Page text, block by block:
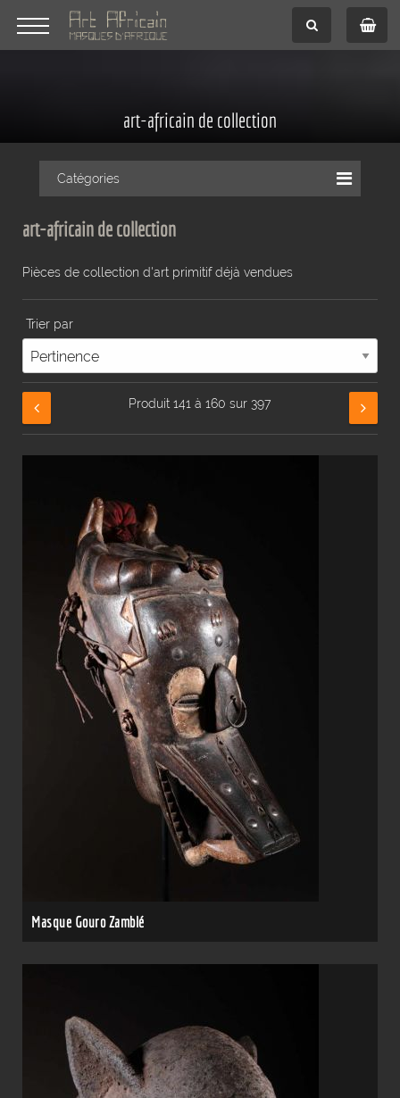
art-africain de collection
Catégories
art-africain de collection
Pièces de collection d'art primitif déjà vendues
Trier par
Produit 141 à 160 sur 397
Masque Gouro Zamblé